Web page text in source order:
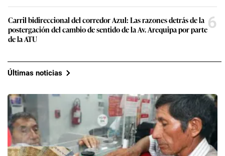
Carril bidireccional del corredor Azul: Las razones detrás de la
postergación del cambio de sentido de la Av. Arequipa por parte
de la ATU
6
Últimas noticias